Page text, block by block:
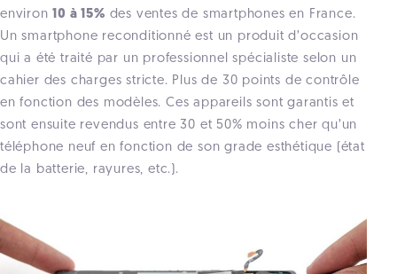
environ10 à 15% des ventes de smartphones en France.
Un smartphone reconditionné est un produit d’occasion
qui a été traité par un professionnel spécialiste selon un
cahier des charges stricte. Plus de 30 points de contrôle
en fonction des modèles. Ces appareils sont garantis et
sont ensuite revendus entre 30 et 50% moins cher qu’un
téléphone neuf en fonction de son grade esthétique (état
de la batterie, rayures, etc.).